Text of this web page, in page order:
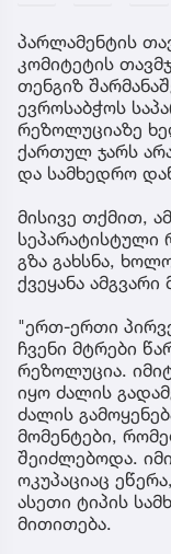
პარლამენტის
კომიტეტის
თენგიზ
ევროსაბჭოს
რეზოლუციაზე
ქართულ ჯარს
და სამხედრო
მისივე თქმით,
სეპარატისტული
გზა გახსნა,
ქვეყანა ამგვარი
"ერთ-ერთი
ჩვენი მტრები
რეზოლუცია.
იყო ძალის
ძალის
მომენტები,
შეიძლებოდა.
ოკუპაციაც
ასეთი ტიპის
მითითება.